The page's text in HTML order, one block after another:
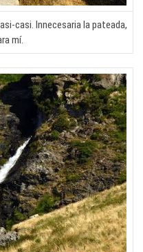
casi. Innecesaria la pateada,
mí.